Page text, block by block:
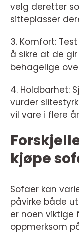
velg deretter
sitteplasser
3. Komfort:
å sikre at de
behagelige
4. Holdbarhet:
vurder
vil vare i flere
kjøpe
Sofaer kan
påvirke både
er noen viktige
oppmerksom